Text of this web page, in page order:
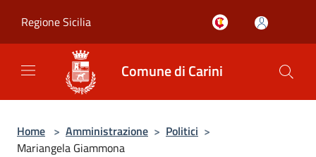
Regione Sicilia
Comune di Carini
Home > Amministrazione > Politici >
Mariangela Giammona